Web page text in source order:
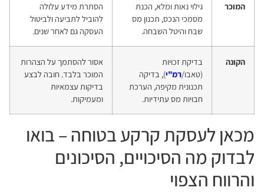
המוכר
גילוי נאות ומלא, הכנת
מסמכי הנכס, תכנון מס
שבח והיטל השבחה.
הסתרת מידע עלולה
להוביל לתביעה ולביטול
העסקה גם לאחר שנים.
הקונה
בדיקת זכויות
(טאבו/רמ"י), בדיקה
תכנונית מקיפה, הערכת
חבויות מס עתידיות.
אסור להסתמך על הצהרות
המוכר בלבד. חובה לבצע
בדיקות עצמאיות
ומעמיקות.
מכאן לעסקת קרקע בטוחה – בואו
לבדוק מה הסיכויים, הסיכונים
והרווח הצפוי